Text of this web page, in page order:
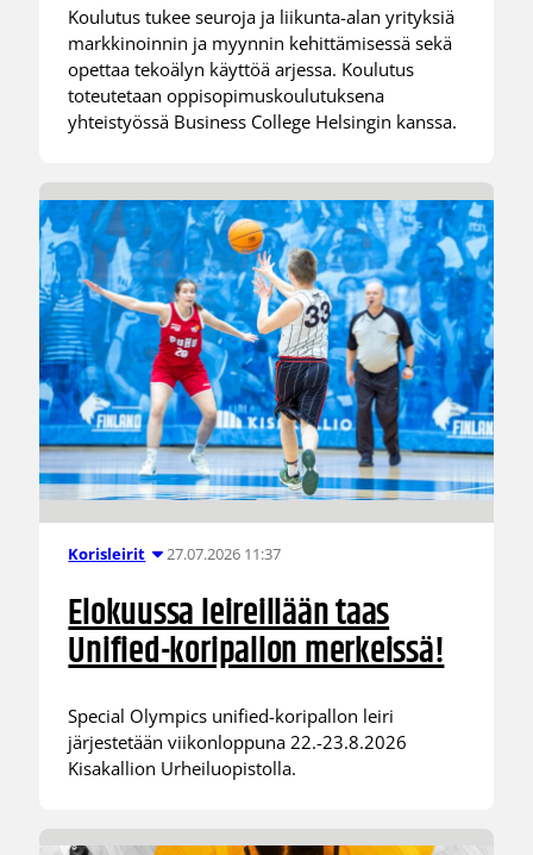
Koulutus tukee seuroja ja liikunta-alan yrityksiä
markkinoinnin ja myynnin kehittämisessä sekä
opettaa tekoälyn käyttöä arjessa. Koulutus
toteutetaan oppisopimuskoulutuksena
yhteistyössä Business College Helsingin kanssa.
Korisleirit 27.07.2026 11:37
Elokuussa leireillään taas
Unified-koripallon merkeissä!
Special Olympics unified-koripallon leiri
järjestetään viikonloppuna 22.-23.8.2026
Kisakallion Urheiluopistolla.